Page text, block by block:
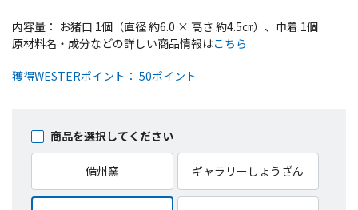
内容量： お猪口 1個（直径 約6.0 × 高さ 約4.5㎝）、巾着 1個
獲得WESTERポイント： 50ポイント
商品を選択してください
備州窯 ギャラリーしょうざん
原材料名・成分などの詳しい商品情報はこちら